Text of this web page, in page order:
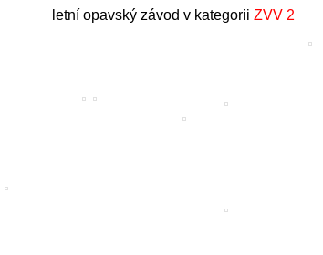
letní opavský závod v kategorii ZVV 2